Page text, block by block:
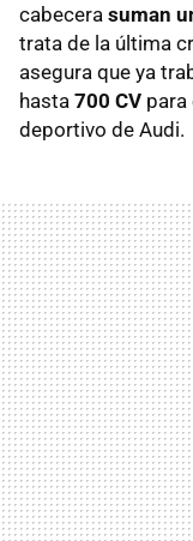
cabecera suman
trata de la última
asegura que ya
hasta 700 CV
deportivo de Audi.